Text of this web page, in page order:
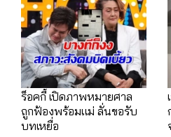
ร็อคกี้ เปิดภาพหมายศาล
ถูกฟ้องพร้อมแม่ ลั่นขอรับ
บทเหยื่อ